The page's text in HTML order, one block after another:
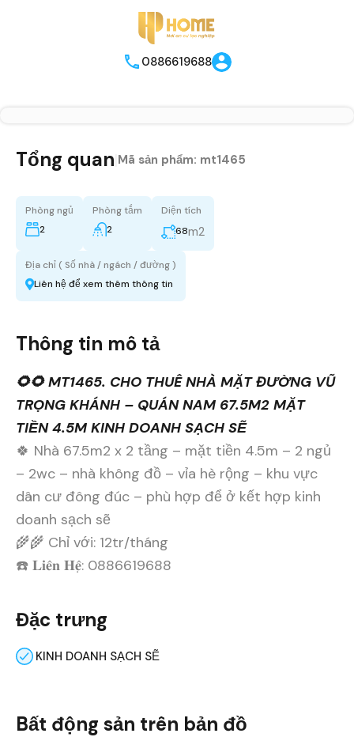
0886619688
Tổng quan Mã sản phẩm: mt1465
Phòng ngủ
2
Phòng tắm
2
Diện tích
68m2
Địa chỉ ( Số nhà / ngách / đường )
Liên hệ để xem thêm thông tin
Thông tin mô tả
🌻🌻 MT1465. CHO THUÊ NHÀ MẶT ĐƯỜNG VŨ
TRỌNG KHÁNH – QUÁN NAM 67.5M2 MẶT
TIỀN 4.5M KINH DOANH SẠCH SẼ
🍀 Nhà 67.5m2 x 2 tầng – mặt tiền 4.5m – 2 ngủ
– 2wc – nhà không đồ – vỉa hè rộng – khu vực
dân cư đông đúc – phù hợp để ở kết hợp kinh
doanh sạch sẽ
🌾🌾 Chỉ với: 12tr/tháng
☎️ 𝐋𝐢𝐞̂𝐧 𝐇𝐞̣̂: 0886619688
Đặc trưng
KINH DOANH SẠCH SẼ
Bất động sản trên bản đồ